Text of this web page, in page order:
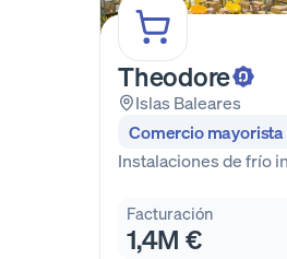
Theodore
Islas Baleares
Comercio
Instalaciones de frío
Facturación
1,4M €